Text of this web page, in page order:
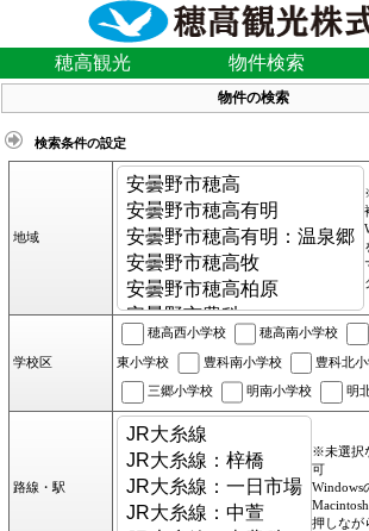
穂高観光 物件検索
物件の検索
検索条件の設定
地域
学校区
穂高西小学校 穂高南小学校
東小学校 豊科南小学校 豊科北
三郷小学校 明南小学校 明
路線・駅
※未選択
可
Windows
押しなが